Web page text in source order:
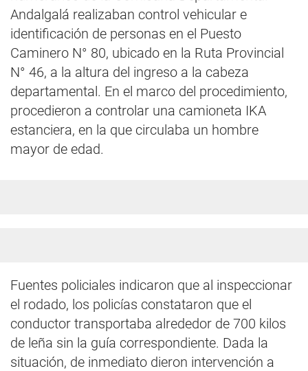
Andalgalá realizaban control vehicular e
identificación de personas en el Puesto
Caminero N° 80, ubicado en la Ruta Provincial
N° 46, a la altura del ingreso a la cabeza
departamental. En el marco del procedimiento,
procedieron a controlar una camioneta IKA
estanciera, en la que circulaba un hombre
mayor de edad.
Fuentes policiales indicaron que al inspeccionar
el rodado, los policías constataron que el
conductor transportaba alrededor de 700 kilos
de leña sin la guía correspondiente. Dada la
situación, de inmediato dieron intervención a